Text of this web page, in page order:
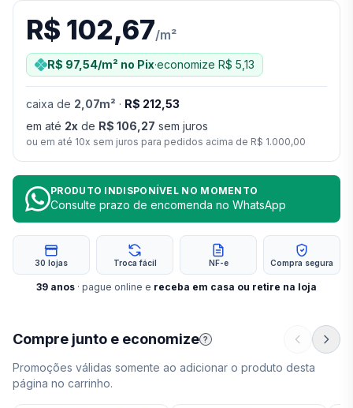
Compre junto e economize ?
Promoções válidas somente ao adicionar o produto desta
página no carrinho.
R$ 102,67/m²
R$ 97,54/m² no Pix·economize R$ 5,13
caixa de 2,07m² · R$ 212,53
em até 2x de R$ 106,27 sem juros
ou em até 10x sem juros para pedidos acima de R$ 1.000,00
PRODUTO INDISPONÍVEL NO MOMENTO
Consulte prazo de encomenda no WhatsApp
30 lojas Troca fácil NF-e Compra segura
39 anos · pague online e receba em casa ou retire na loja